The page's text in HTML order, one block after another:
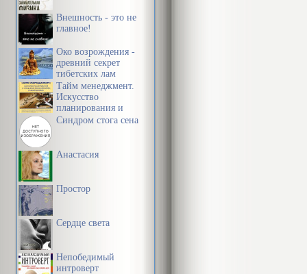
Внешность - это не
главное!
Око возрождения -
древний секрет
тибетских лам
Тайм менеджмент.
Искусство
планирования и
управления своим
Синдром стога сена
Анастасия
Простор
Сердце света
Непобедимый
интроверт